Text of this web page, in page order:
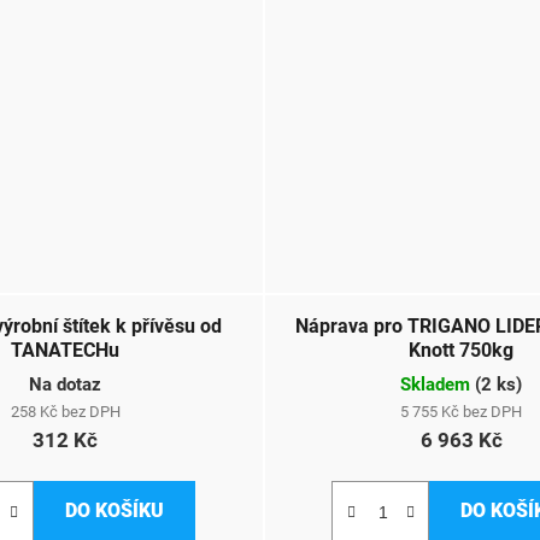
štítek k přívěsu od
TANATECHu
Na dotaz
258 Kč bez DPH
312 Kč
DO KOŠÍKU
Náprava pro TRIGANO
Knott 750kg
Skladem (2 ks)
5 755 Kč bez DPH
6 963 Kč
DO